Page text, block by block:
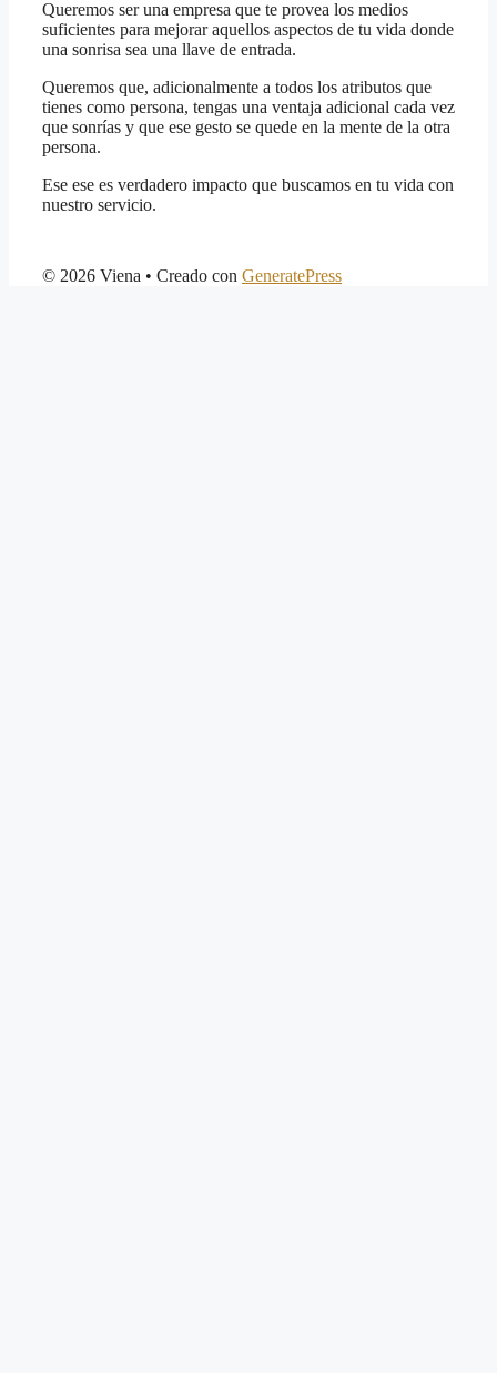
Queremos ser una empresa que te provea los medios
suficientes para mejorar aquellos aspectos de tu vida donde
una sonrisa sea una llave de entrada.
Queremos que, adicionalmente a todos los atributos que
tienes como persona, tengas una ventaja adicional cada vez
que sonrías y que ese gesto se quede en la mente de la otra
persona.
Ese ese es verdadero impacto que buscamos en tu vida con
nuestro servicio.
© 2026 Viena • Creado con GeneratePress